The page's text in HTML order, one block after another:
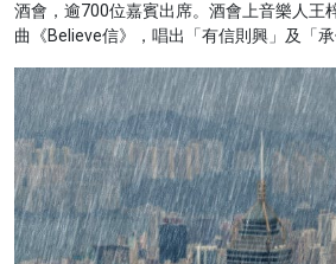
酒會，逾700位嘉賓出席。酒會上音樂人王
曲《Believe信》，唱出「有信則興」及「承